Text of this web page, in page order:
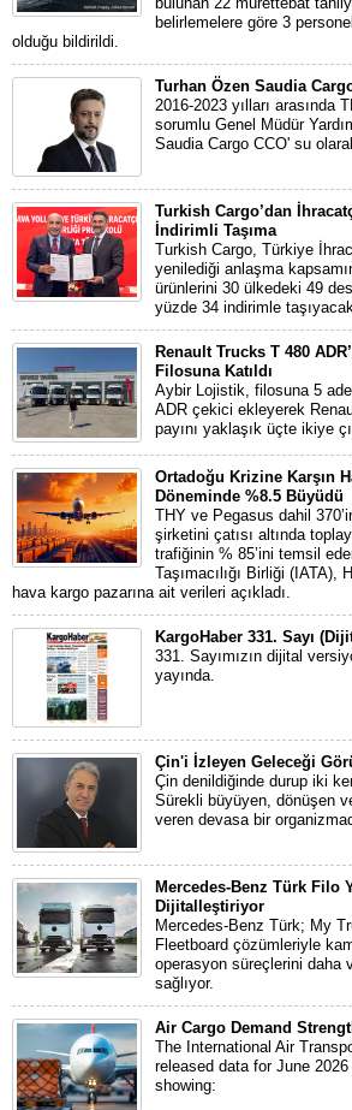
belirlemelere göre 3
olduğu bildirildi.
Turhan Özen Saudia
2016-2023 yılları arasında
sorumlu Genel Müdür
Saudia Cargo CCO' su
Turkish Cargo’dan
İndirimli Taşıma
Turkish Cargo, Türkiye
yenilediği anlaşma
ürünlerini 30 ülkedeki 49
yüzde 34 indirimle
Renault Trucks T 480
Filosuna Katıldı
Aybir Lojistik, filosuna 5
ADR çekici ekleyerek
payını yaklaşık üçte ikiye
Ortadoğu Krizine Karşın
Döneminde %8.5 Büyüdü
THY ve Pegasus dahil
şirketini çatısı altında
trafiğinin % 85’ini temsil
Taşımacılığı Birliği (IATA),
hava kargo pazarına ait verileri açıkladı.
KargoHaber 331. Sayı
331. Sayımızın dijital
yayında.
Çin'i İzleyen Geleceği
Çin denildiğinde durup iki
Sürekli büyüyen, dönüşen
veren devasa bir
Mercedes-Benz Türk Filo
Dijitalleştiriyor
Mercedes-Benz Türk; My
Fleetboard çözümleriyle
operasyon süreçlerini daha
sağlıyor.
Air Cargo Demand
The International Air
released data for June
showing: